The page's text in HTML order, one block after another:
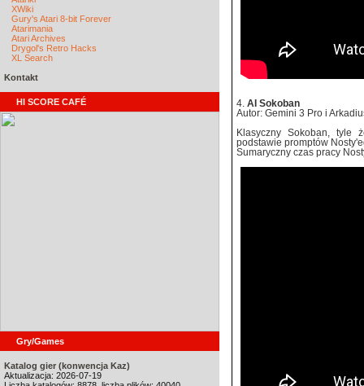
XWiki
Gury's Atari 8-bit Forever
Atarimania
Atari Archives
Drygol's Retro Hacks
XL Search
Kontakt
HI SCORE CAFÉ
Gry/Games
Katalog gier (konwencja Kaz)
Aktualizacja: 2026-07-19
4. AI Sokoban
Autor: Gemini 3 Pro i
Klasyczny Sokoban, tyle
podstawie promptów
Sumaryczny czas pracy